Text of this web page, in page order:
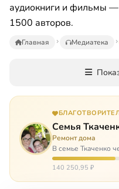
аудиокниги и фильмы
1500 авторов.
Главная Медиатека
Семья
Ремонт дома
В семье Ткаченко
сыновей. И это
и бед, что хватило
140 250,95 ₽